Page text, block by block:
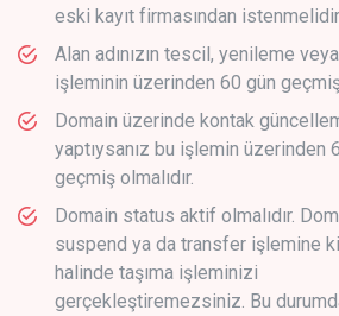
eski kayıt firmasından istenmelidir.
Alan adınızın tescil, yenileme
işleminin üzerinden 60 gün geçmiş
Domain üzerinde kontak
yaptıysanız bu işlemin üzerinden
geçmiş olmalıdır.
Domain status aktif olmalıdır.
suspend ya da transfer işlemine
halinde taşıma işleminizi
gerçekleştiremezsiniz. Bu